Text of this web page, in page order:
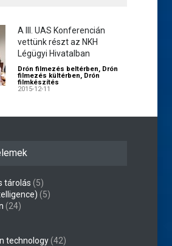
A III. UAS Konferencián
vettünk részt az NKH
Légügyi Hivatalban
Drón filmezés beltérben, Drón
filmezés kültérben, Drón
filmkészítés
2015-12-11
tárolás (5)
(5)
(24)
technology(42)